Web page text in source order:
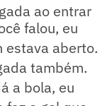
ao entrar
falou, eu
estava aberto.
também.
a bola, eu